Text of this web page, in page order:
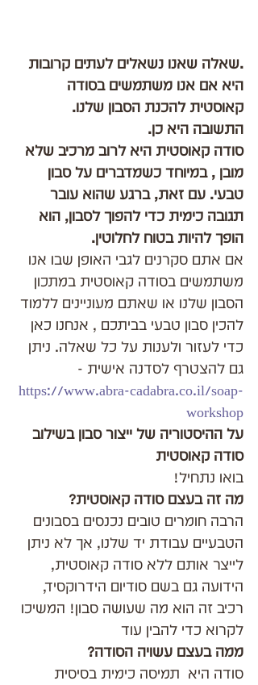
.שאלה שאנו נשאלים לעתים קרובות
היא אם אנו משתמשים בסודה
קאוסטית להכנת הסבון שלנו.
התשובה היא כן.
סודה קאוסטית היא לרוב מרכיב שלא
מובן , במיוחד כשמדברים על סבון
טבעי. עם זאת, ברגע שהוא עובר
תגובה כימית כדי להפוך לסבון, הוא
הופך להיות בטוח לחלוטין.
אם אתם סקרנים לגבי האופן שבו אנו
משתמשים בסודה קאוסטית במתכון
הסבון שלנו או שאתם מעוניינים ללמוד
להכין סבון טבעי בביתכם , אנחנו כאן
כדי לעזור ולענות על כל שאלה. ניתן
גם להצטרף לסדנה אישית -
https://www.abra-cadabra.co.il/soap-
workshop
על ההיסטוריה של ייצור סבון בשילוב
סודה קאוסטית
בואו נתחיל!
מה זה בעצם סודה קאוסטית?
הרבה חומרים טובים נכנסים בסבונים
הטבעיים עבודת יד שלנו, אך לא ניתן
לייצר אותם ללא סודה קאוסטית,
הידועה גם בשם סודיום הידרוקסיד,
רכיב זה הוא מה שעושה סבון! המשיכו
לקרוא כדי להבין עוד
ממה בעצם עשויה הסודה?
סודה היא  תמיסה כימית בסיסית